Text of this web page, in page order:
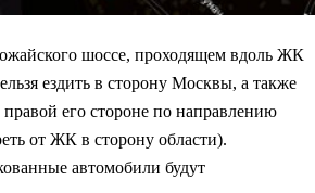
шоссе, проходящем вдоль ЖК
ездить в сторону Москвы, а также
правой его стороне по направлению
от ЖК в сторону области).
автомобили будут